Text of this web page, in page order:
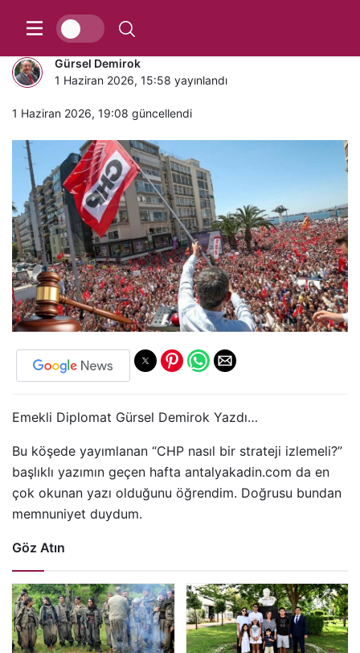
Demokrasiye sahip çıkılmalı
Gürsel Demirok
1 Haziran 2026, 15:58 yayınlandı
1 Haziran 2026, 19:08 güncellendi
Emekli Diplomat Gürsel Demirok Yazdı…
Bu köşede yayımlanan “CHP nasıl bir strateji izlemeli?”
başlıklı yazımın geçen hafta antalyakadin.com da en
çok okunan yazı olduğunu öğrendim. Doğrusu bundan
memnuniyet duydum.
Göz Atın